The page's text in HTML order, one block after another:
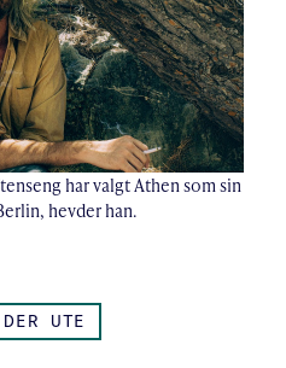
har valgt Athen som sin
hevder han.
UTE